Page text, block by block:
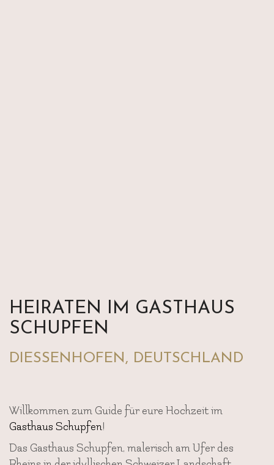
HEIRATEN IM GASTHAUS
SCHUPFEN
DIESSENHOFEN, DEUTSCHLAND
Willkommen zum Guide für eure Hochzeit im
Gasthaus Schupfen!
Das Gasthaus Schupfen, malerisch am Ufer des